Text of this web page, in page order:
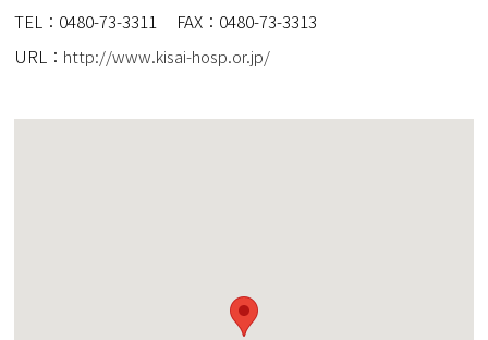
TEL：0480-73-3311
FAX：0480-73-3313
URL： http://www.kisai-hosp.or.jp/